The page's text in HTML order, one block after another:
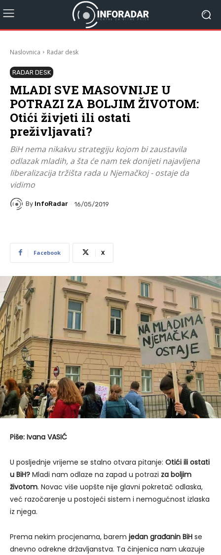
Naslovnica Radar desk
RADAR DESK
MLADI SVE MASOVNIJE U
POTRAZI ZA BOLJIM ŽIVOTOM:
Otići živjeti ili ostati
preživljavati?
BiH nema nikakvu strategiju kojom bi zaustavila
odlazak mladih, a šta će nam tek donijeti najavljena
liberalizacija tržišta rada u Njemačkoj - ostaje da
vidimo
By InfoRadar 16/05/2019
Facebook X
Piše: Ivana VASIĆ
U posljednje vrijeme se stalno otvara pitanje: Otići ili ostati
u BiH? Mladi nam odlaze na zapad u potrazi za boljim
životom. Novac više uopšte nije glavni pokretač odlaska,
već razočarenje u postojeći sistem i nemogućnost izlaska
iz njega.
Prema nekim procjenama, barem jedan građanin BiH se
dnevno odrekne državljanstva. Ta činjenica nam ukazuje